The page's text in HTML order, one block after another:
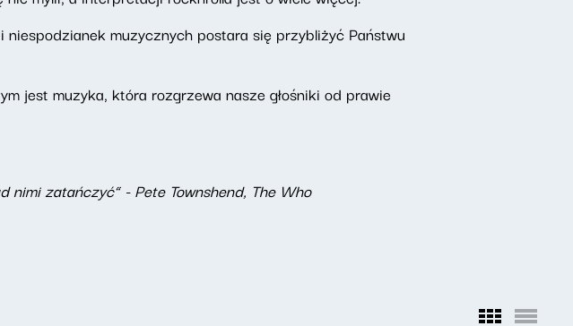
muzycznych postara się przybliżyć Państwu
jest muzyka, która rozgrzewa nasze głośniki od prawie
nimi zatańczyć” - Pete Townshend, The Who